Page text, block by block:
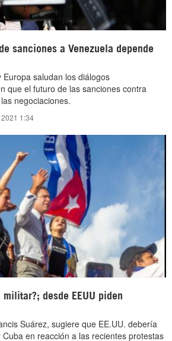
sanciones a Venezuela depende
saludan los diálogos
que el futuro de las sanciones contra
negociaciones.
1:34
militar?; desde EEUU piden
Suárez, sugiere que EE.UU. debería
en reacción a las recientes protestas